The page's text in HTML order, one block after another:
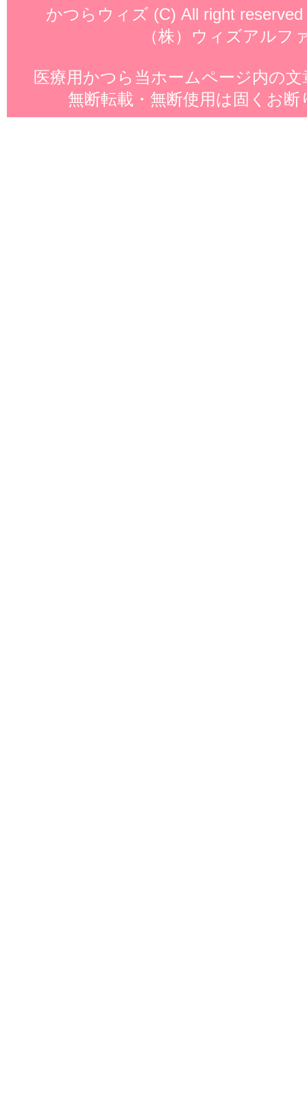
かつらウィズ (C) All right
（株）ウィズアルフ
医療用かつら 当ホームページ内の
無断転載・無断使用は固くお断